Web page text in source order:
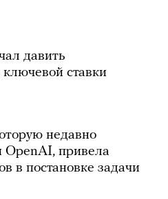
давить
ставки
недавно
привела
в постановке задачи